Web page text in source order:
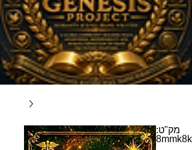
מק"ט:
8mmk8k